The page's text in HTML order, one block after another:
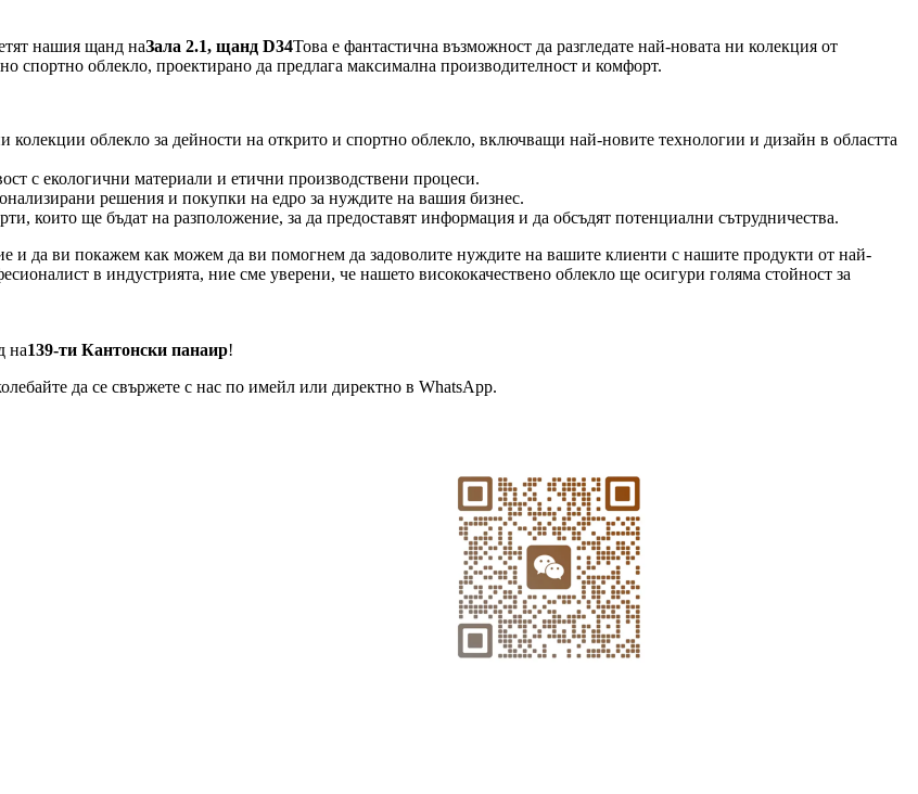
нашия щанд наЗала 2.1, щанд D34Това е фантастична възможност да разгледате най-новата ни колекция от
спортно облекло, проектирано да предлага максимална производителност и комфорт.
колекции облекло за дейности на открито и спортно облекло, включващи най-новите технологии и дизайн в областта
с екологични материали и етични производствени процеси.
решения и покупки на едро за нуждите на вашия бизнес.
които ще бъдат на разположение, за да предоставят информация и да обсъдят потенциални сътрудничества.
и да ви покажем как можем да ви помогнем да задоволите нуждите на вашите клиенти с нашите продукти от най-
в индустрията, ние сме уверени, че нашето висококачествено облекло ще осигури голяма стойност за
на139-ти Кантонски панаир!
да се свържете с нас по имейл или директно в WhatsApp.